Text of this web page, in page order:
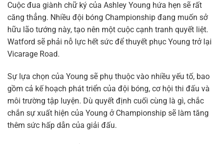
Cuộc đua giành chữ ký của Ashley Young hứa hẹn sẽ rất
căng thẳng. Nhiều đội bóng Championship đang muốn sở
hữu lão tướng này, tạo nên một cuộc cạnh tranh quyết liệt.
Watford sẽ phải nỗ lực hết sức để thuyết phục Young trở lại
Vicarage Road.
Sự lựa chọn của Young sẽ phụ thuộc vào nhiều yếu tố, bao
gồm cả kế hoạch phát triển của đội bóng, cơ hội thi đấu và
môi trường tập luyện. Dù quyết định cuối cùng là gì, chắc
chắn sự xuất hiện của Young ở Championship sẽ làm tăng
thêm sức hấp dẫn của giải đấu.